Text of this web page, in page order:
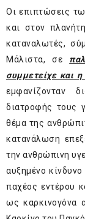
Οι επιπτώσεις
και στον
καταναλωτές,
Μάλιστα, σε
συμμετείχε και
εμφανίζονταν
διατροφής τους
θέμα της
κατανάλωση
την ανθρώπινη
αυξημένο
παχέος εντέρου
ως καρκινογόνα